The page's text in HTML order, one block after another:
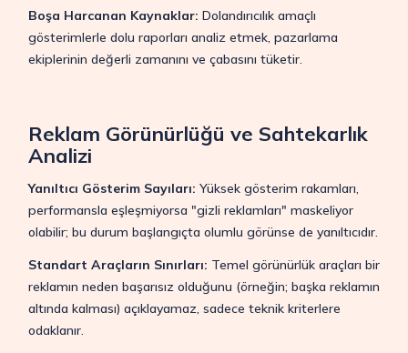
Boşa Harcanan Kaynaklar: Dolandırıcılık amaçlı
gösterimlerle dolu raporları analiz etmek, pazarlama
ekiplerinin değerli zamanını ve çabasını tüketir.
Reklam Görünürlüğü ve Sahtekarlık
Analizi
Yanıltıcı Gösterim Sayıları: Yüksek gösterim rakamları,
performansla eşleşmiyorsa "gizli reklamları" maskeliyor
olabilir; bu durum başlangıçta olumlu görünse de yanıltıcıdır.
Standart Araçların Sınırları: Temel görünürlük araçları bir
reklamın neden başarısız olduğunu (örneğin; başka reklamın
altında kalması) açıklayamaz, sadece teknik kriterlere
odaklanır.